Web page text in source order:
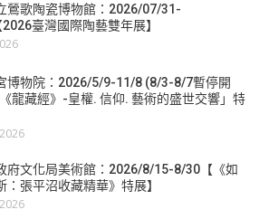
鶯歌陶瓷博物館：2026/07/31-
臺灣國際陶藝雙年展】
博物院：2026/5/9-11/8 (8/3-8/7暫停開
龍藏經》-皇權. 信仰. 藝術的盛世交響」特
府文化局美術館：2026/8/15-8/30【《如
：張平沼收藏精華》特展】